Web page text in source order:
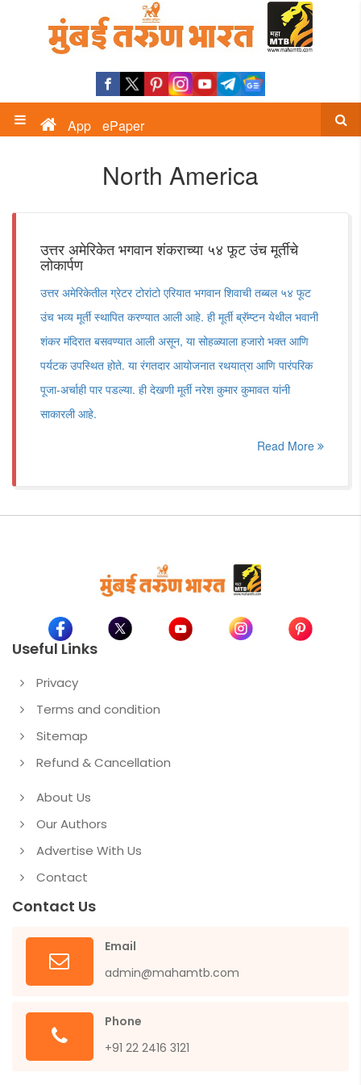
App ePaper
North America
उत्तर अमेरिकेत भगवान शंकराच्या ५४ फूट उंच मूर्तीचे
लोकार्पण
उत्तर अमेरिकेतील ग्रेटर टोरांटो एरियात भगवान शिवाची तब्बल ५४ फूट
उंच भव्य मूर्ती स्थापित करण्यात आली आहे. ही मूर्ती ब्रॅम्प्टन येथील भवानी
शंकर मंदिरात बसवण्यात आली असून, या सोहळ्याला हजारो भक्त आणि
पर्यटक उपस्थित होते. या रंगतदार आयोजनात रथयात्रा आणि पारंपरिक
पूजा-अर्चाही पार पडल्या. ही देखणी मूर्ती नरेश कुमार कुमावत यांनी
साकारली आहे.
Read More
Useful Links
Privacy
Terms and condition
Sitemap
Refund & Cancellation
About Us
Our Authors
Advertise With Us
Contact
Contact Us
Email
admin@mahamtb.com
Phone
+91 22 2416 3121